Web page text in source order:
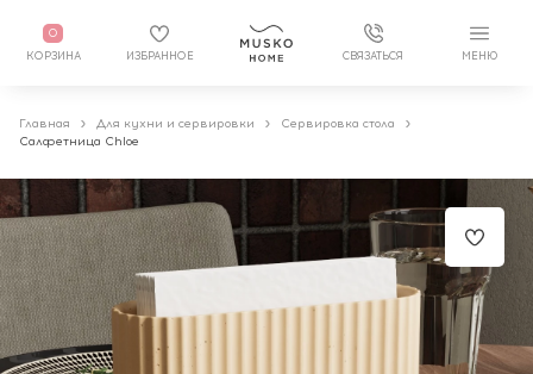
0
КОРЗИНА ИЗБРАННОЕ СВЯЗАТЬСЯ МЕНЮ
Главная Для кухни и сервировки
Сервировка стола
Салфетница Chloe